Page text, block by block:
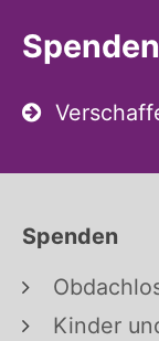
Spenden
Kinder